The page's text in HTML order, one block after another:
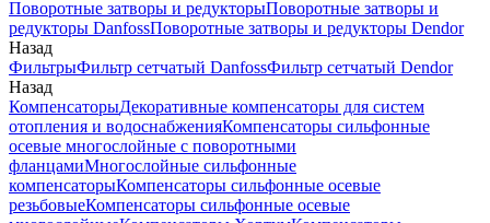
Поворотные затворы и редукторыПоворотные затворы и
редукторы DanfossПоворотные затворы и редукторы Dendor
Назад
ФильтрыФильтр сетчатый DanfossФильтр сетчатый Dendor
Назад
КомпенсаторыДекоративные компенсаторы для систем
отопления и водоснабженияКомпенсаторы сильфонные
осевые многослойные с поворотными
фланцамиМногослойные сильфонные
компенсаторыКомпенсаторы сильфонные осевые
резьбовыеКомпенсаторы сильфонные осевые